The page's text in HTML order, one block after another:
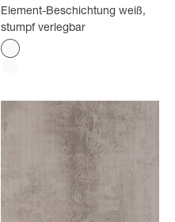
Element-Beschichtung weiß,
stumpf verlegbar
Farbe
Glänzendes Weiß